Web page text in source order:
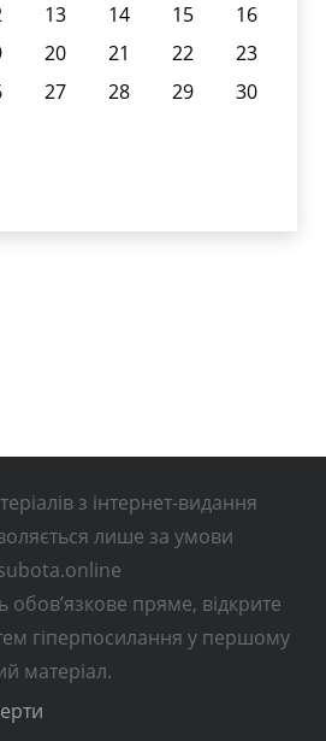
13 14 15
16
20 21 22
23
27 28 29
30
з інтернет-видання
лише за умови
обов’язкове пряме, відкрите
гіперпосилання у першому
матеріал.